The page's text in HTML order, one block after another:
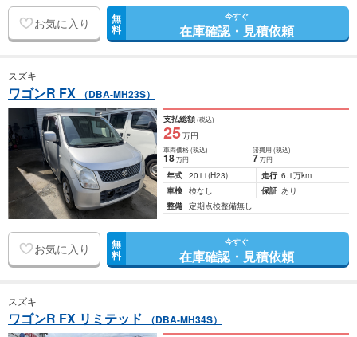
お気に入り 無
料
今すぐ
在庫確認・見積依頼
スズキ
ワゴンR FX （DBA-MH23S）
支払総額(税込)
25万円
車両価格(税込)
18万円
諸費用 (税込)
7 万円
年式 2011(H23) 走行 6.1万km
車検 検なし 保証 あり
整備 定期点検整備無し
お気に入り 無
料
今すぐ
在庫確認・見積依頼
スズキ
ワゴンR FX リミテッド （DBA-MH34S）